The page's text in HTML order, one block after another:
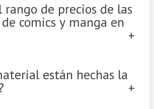
rango de precios de las
comics y manga en
están hechas la